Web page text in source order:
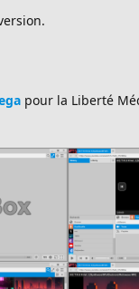
pour la Liberté